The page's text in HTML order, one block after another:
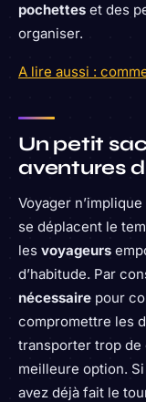
pochettes et des
organiser.
A lire aussi :
Un petit
aventures
Voyager
se déplacent le
les voyageurs
d’habitude. Par
nécessaire pour
compromettre les
transporter trop de
meilleure option.
avez déjà fait le